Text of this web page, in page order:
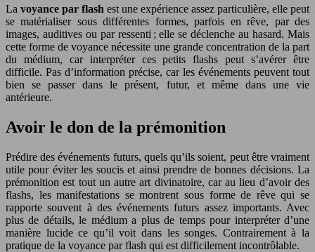
La voyance par flash est une expérience assez particulière, elle peut
se matérialiser sous différentes formes, parfois en rêve, par des
images, auditives ou par ressenti ; elle se déclenche au hasard. Mais
cette forme de voyance nécessite une grande concentration de la part
du médium, car interpréter ces petits flashs peut s’avérer être
difficile. Pas d’information précise, car les événements peuvent tout
bien se passer dans le présent, futur, et même dans une vie
antérieure.
Avoir le don de la prémonition
Prédire des événements futurs, quels qu’ils soient, peut être vraiment
utile pour éviter les soucis et ainsi prendre de bonnes décisions. La
prémonition est tout un autre art divinatoire, car au lieu d’avoir des
flashs, les manifestations se montrent sous forme de rêve qui se
rapporte souvent à des événements futurs assez importants. Avec
plus de détails, le médium a plus de temps pour interpréter d’une
manière lucide ce qu’il voit dans les songes. Contrairement à la
pratique de la voyance par flash qui est difficilement incontrôlable.